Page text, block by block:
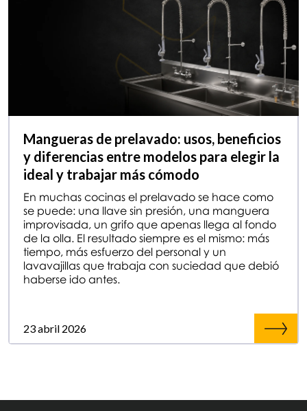
Mangueras de prelavado: usos, beneficios
y diferencias entre modelos para elegir la
ideal y trabajar más cómodo
En muchas cocinas el prelavado se hace como
se puede: una llave sin presión, una manguera
improvisada, un grifo que apenas llega al fondo
de la olla. El resultado siempre es el mismo: más
tiempo, más esfuerzo del personal y un
lavavajillas que trabaja con suciedad que debió
haberse ido antes.
23 abril 2026